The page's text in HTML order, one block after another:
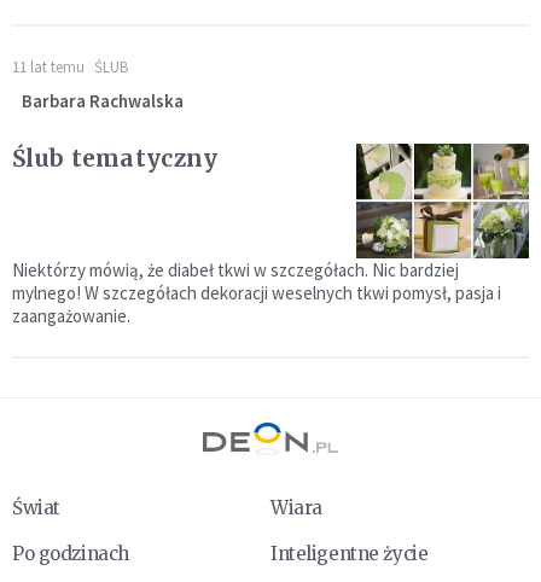
11 lat temu ŚLUB
Barbara Rachwalska
Ślub tematyczny
Niektórzy mówią, że diabeł tkwi w szczegółach. Nic bardziej
mylnego! W szczegółach dekoracji weselnych tkwi pomysł, pasja i
zaangażowanie.
Świat
Wiara
Po godzinach
Inteligentne życie